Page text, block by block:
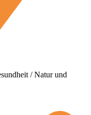
/ Natur und